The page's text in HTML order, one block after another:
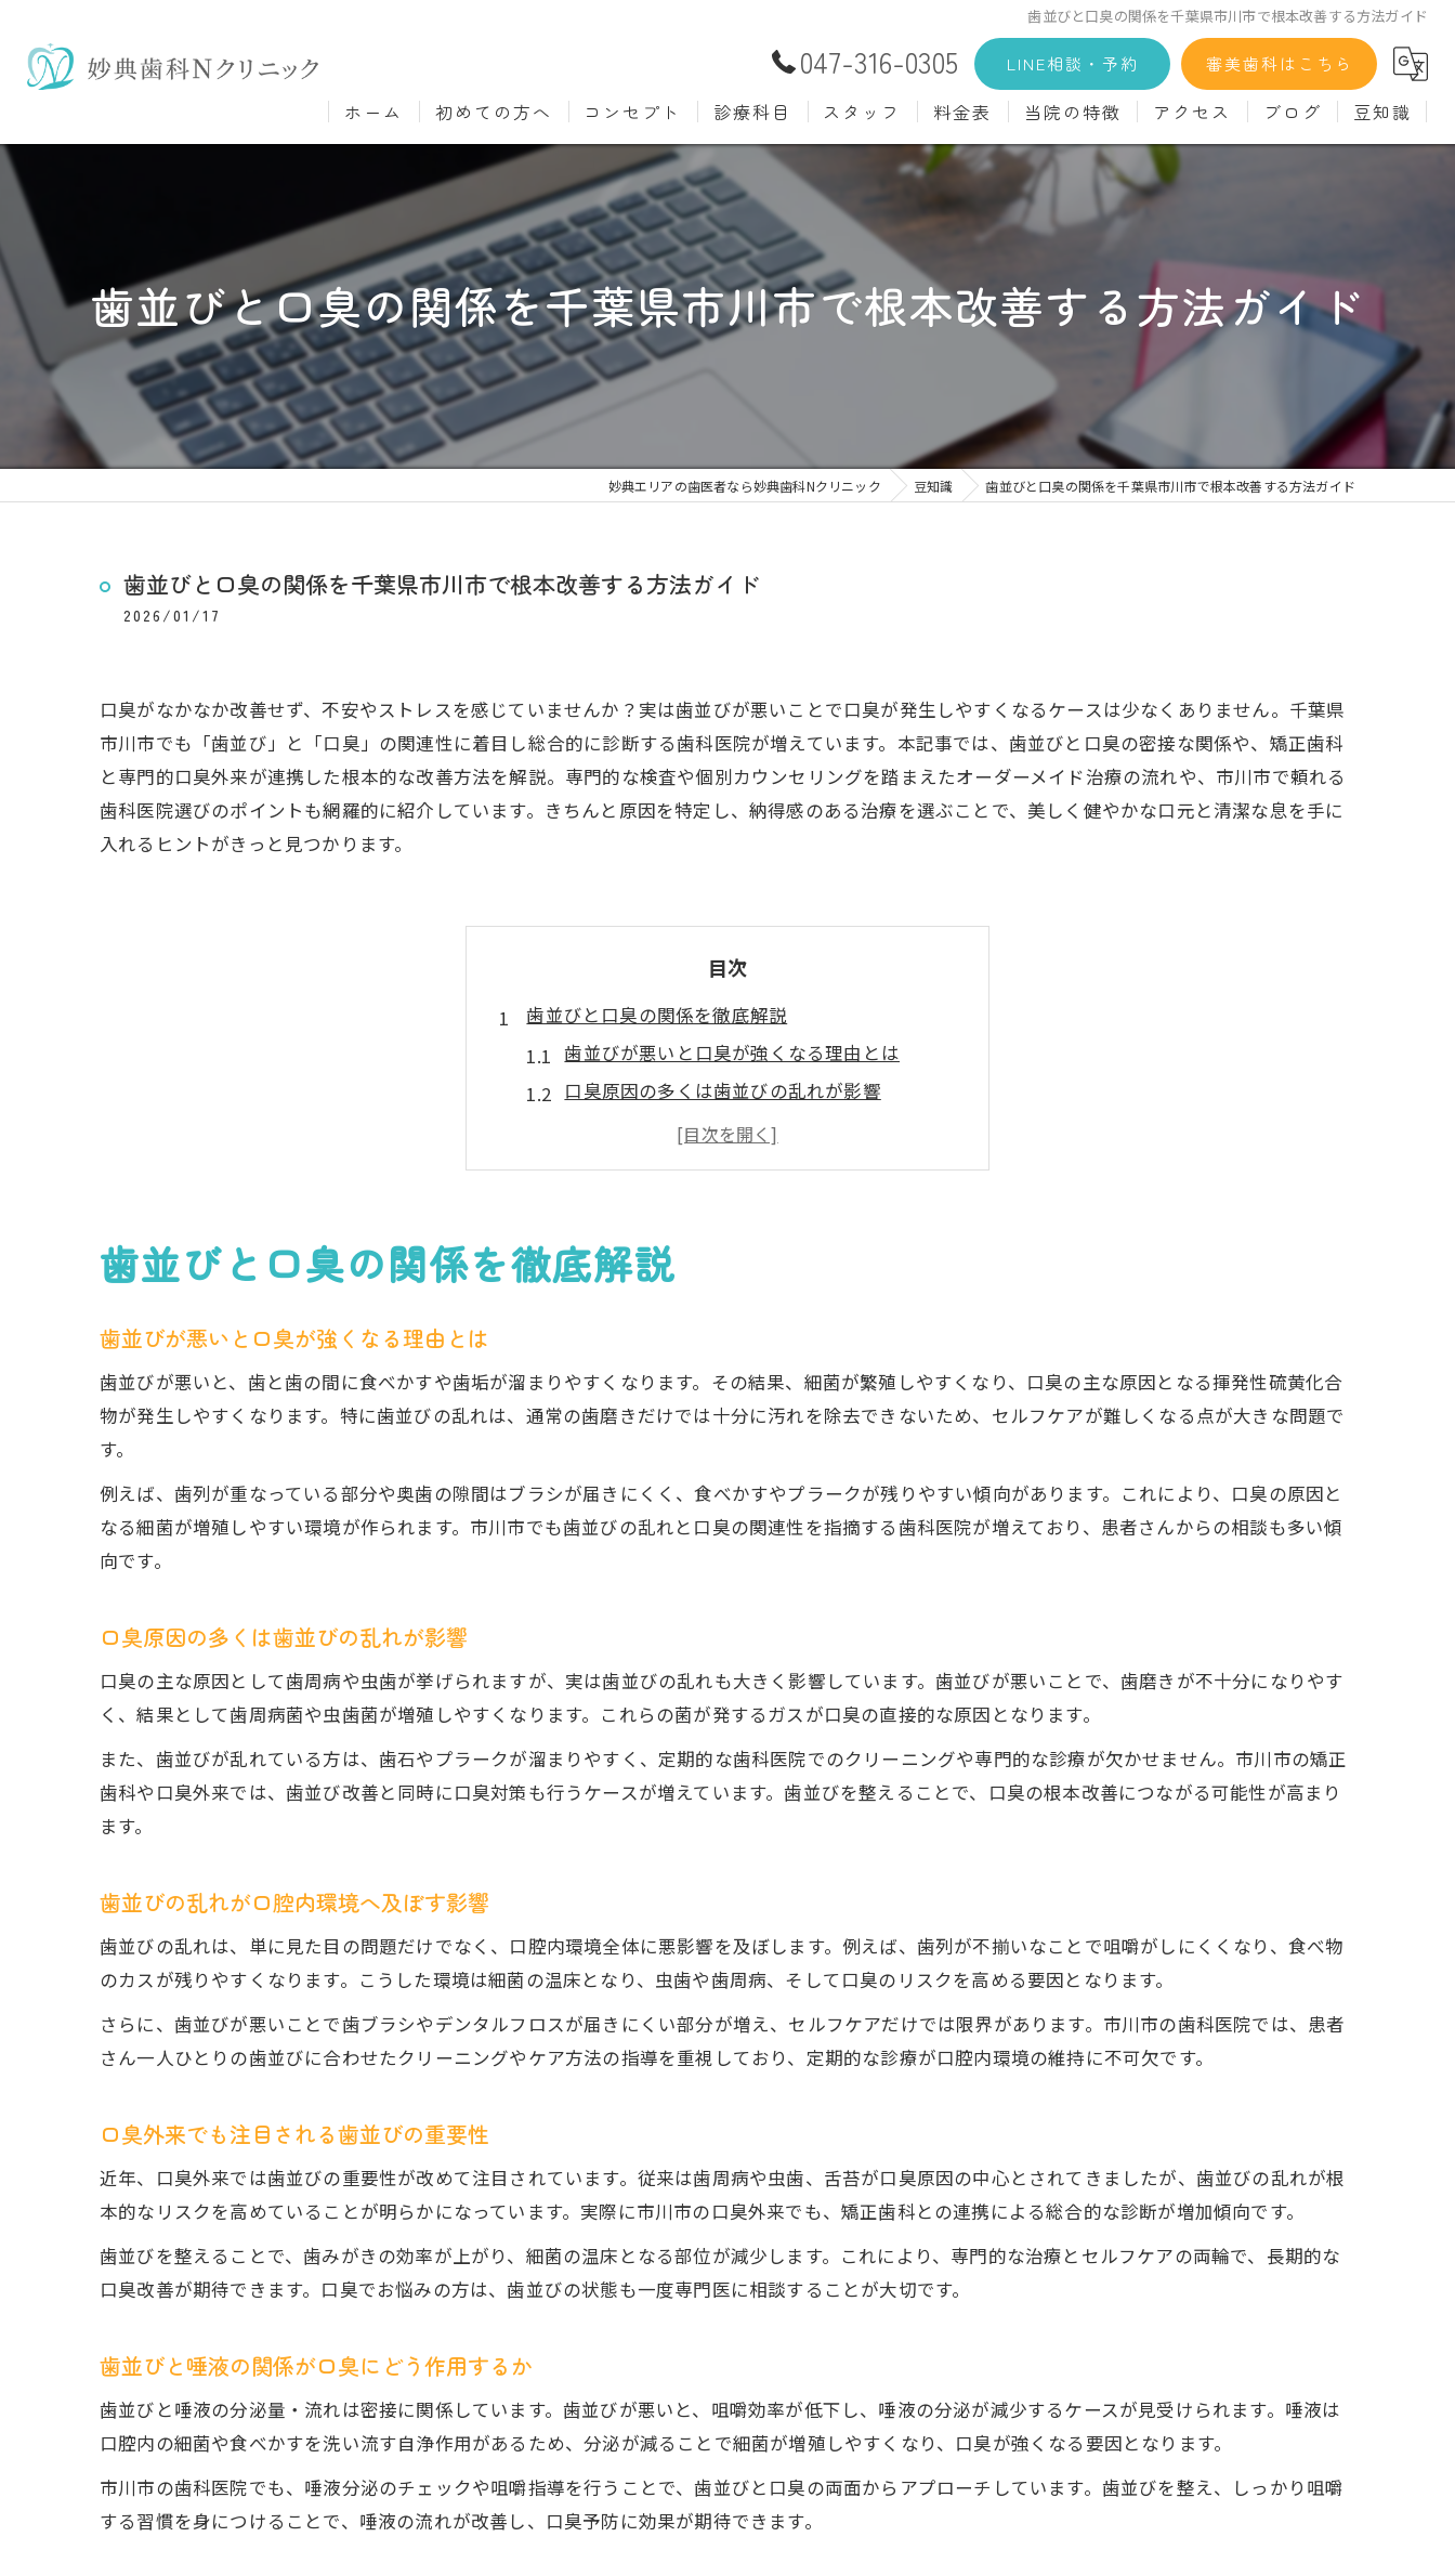
歯並びと口臭の関係を千葉県市川市で根本改善する方法ガイド
047-316-0305 LINE相談・予約 審美歯科はこちら
ホーム 初めての方へ コンセプト 診療科目
むし歯治療 予防歯科
小児歯科 入れ歯(義歯)
口腔外科 歯周病治療
ホワイトニング 歯科検診
親知らず
大人の矯正 子どもの矯正
スタッフ 料金表
材料詳細
自費診療料金
当院の特徴
マウスピース矯正
インプラント
セラミック
クリーニング
施設基準
アクセス ブログ 豆知識
歯並びと口臭の関係を千葉県市川市で根本改善する方法ガイド
妙典エリアの歯医者なら妙典歯科Nクリニック 豆知識 歯並びと口臭の関係を千葉県市川市で根本改善する方法ガイド
歯並びと口臭の関係を千葉県市川市で根本改善する方法ガイド
2026/01/17
口臭がなかなか改善せず、不安やストレスを感じていませんか？実は歯並びが悪いことで口臭が発生しやすくなるケースは少なくありません。千葉県
市川市でも「歯並び」と「口臭」の関連性に着目し総合的に診断する歯科医院が増えています。本記事では、歯並びと口臭の密接な関係や、矯正歯科
と専門的口臭外来が連携した根本的な改善方法を解説。専門的な検査や個別カウンセリングを踏まえたオーダーメイド治療の流れや、市川市で頼れる
歯科医院選びのポイントも網羅的に紹介しています。きちんと原因を特定し、納得感のある治療を選ぶことで、美しく健やかな口元と清潔な息を手に
入れるヒントがきっと見つかります。
目次
歯並びと口臭の関係を徹底解説
歯並びが悪いと口臭が強くなる理由とは
口臭原因の多くは歯並びの乱れが影響
歯並びの乱れが口腔内環境へ及ぼす影響
口臭外来でも注目される歯並びの重要性
千葉県市川市で始める歯並び改善の秘訣
歯並び改善が口臭予防の第一歩になる理由
歯並びの専門医による口臭外来の活用法
市川市の歯並び矯正で得られる健康メリット
歯並び不良が原因不明口臭の正体に迫る
口臭外来では歯並びも重要な診断ポイント
美しい歯並びが叶える清潔な息の作り方
歯並び改善で得られる口臭予防の実感
セルフケアと歯並びケアの両立ポイント
矯正歯科治療で実現する口臭対策の基本
市川市でできる歯並びと口臭の同時相談
矯正中の口臭予防は歯並びケアが要
歯並びと口臭を可視化する検査の内容
市川市で受けられる口臭外来の検査ポイント
歯並び改善前後の口臭の変化を数値で確認
歯科カウンセリングで歯並び悩みを相談
歯並びと口臭の関係を徹底解説
歯並びが悪いと口臭が強くなる理由とは
歯並びが悪いと、歯と歯の間に食べかすや歯垢が溜まりやすくなります。その結果、細菌が繁殖しやすくなり、口臭の主な原因となる揮発性硫黄化合
物が発生しやすくなります。特に歯並びの乱れは、通常の歯磨きだけでは十分に汚れを除去できないため、セルフケアが難しくなる点が大きな問題で
す。
例えば、歯列が重なっている部分や奥歯の隙間はブラシが届きにくく、食べかすやプラークが残りやすい傾向があります。これにより、口臭の原因と
なる細菌が増殖しやすい環境が作られます。市川市でも歯並びの乱れと口臭の関連性を指摘する歯科医院が増えており、患者さんからの相談も多い傾
向です。
口臭原因の多くは歯並びの乱れが影響
口臭の主な原因として歯周病や虫歯が挙げられますが、実は歯並びの乱れも大きく影響しています。歯並びが悪いことで、歯磨きが不十分になりやす
く、結果として歯周病菌や虫歯菌が増殖しやすくなります。これらの菌が発するガスが口臭の直接的な原因となります。
また、歯並びが乱れている方は、歯石やプラークが溜まりやすく、定期的な歯科医院でのクリーニングや専門的な診療が欠かせません。市川市の矯正
歯科や口臭外来では、歯並び改善と同時に口臭対策も行うケースが増えています。歯並びを整えることで、口臭の根本改善につながる可能性が高まり
ます。
歯並びの乱れが口腔内環境へ及ぼす影響
歯並びの乱れは、単に見た目の問題だけでなく、口腔内環境全体に悪影響を及ぼします。例えば、歯列が不揃いなことで咀嚼がしにくくなり、食べ物
のカスが残りやすくなります。こうした環境は細菌の温床となり、虫歯や歯周病、そして口臭のリスクを高める要因となります。
さらに、歯並びが悪いことで歯ブラシやデンタルフロスが届きにくい部分が増え、セルフケアだけでは限界があります。市川市の歯科医院では、患者
さん一人ひとりの歯並びに合わせたクリーニングやケア方法の指導を重視しており、定期的な診療が口腔内環境の維持に不可欠です。
口臭外来でも注目される歯並びの重要性
近年、口臭外来では歯並びの重要性が改めて注目されています。従来は歯周病や虫歯、舌苔が口臭原因の中心とされてきましたが、歯並びの乱れが根
本的なリスクを高めていることが明らかになっています。実際に市川市の口臭外来でも、矯正歯科との連携による総合的な診断が増加傾向です。
歯並びを整えることで、歯みがきの効率が上がり、細菌の温床となる部位が減少します。これにより、専門的な治療とセルフケアの両輪で、長期的な
口臭改善が期待できます。口臭でお悩みの方は、歯並びの状態も一度専門医に相談することが大切です。
歯並びと唾液の関係が口臭にどう作用するか
歯並びと唾液の分泌量・流れは密接に関係しています。歯並びが悪いと、咀嚼効率が低下し、唾液の分泌が減少するケースが見受けられます。唾液は
口腔内の細菌や食べかすを洗い流す自浄作用があるため、分泌が減ることで細菌が増殖しやすくなり、口臭が強くなる要因となります。
市川市の歯科医院でも、唾液分泌のチェックや咀嚼指導を行うことで、歯並びと口臭の両面からアプローチしています。歯並びを整え、しっかり咀嚼
する習慣を身につけることで、唾液の流れが改善し、口臭予防に効果が期待できます。